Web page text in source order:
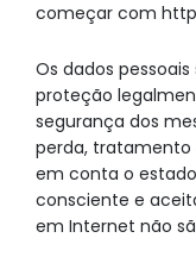
começar com
Os dados
proteção
segurança dos
perda, tratamento
em conta o
consciente e
em Internet não